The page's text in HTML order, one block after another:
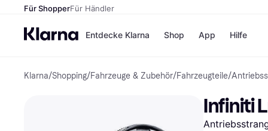
Für ShopperFür Händler
Entdecke Klarna
Zahlungsmethoden
Sofort bezahlen
Bezahle in 3
Teilzahlungen
Shop
Shops
H&M
Temu
App Hilfe
Klarna/Shopping/Fahrzeuge & Zubehör/Fahrzeugteile/
Infiniti